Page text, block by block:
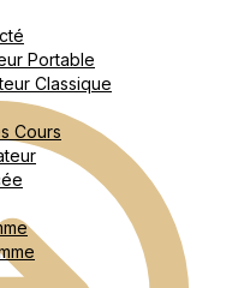
Portable
Classique
Cours